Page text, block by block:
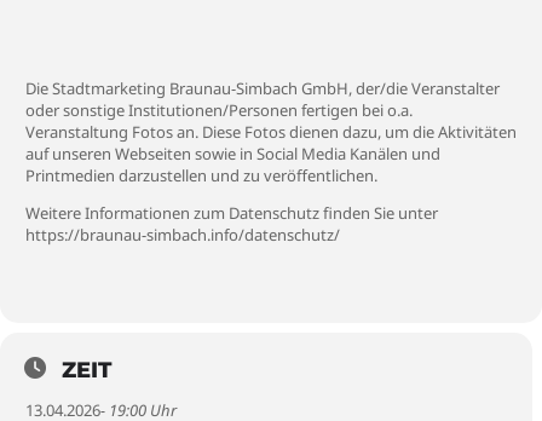
Die Stadtmarketing Braunau-Simbach GmbH, der/die Veranstalter
oder sonstige Institutionen/Personen fertigen bei o.a.
Veranstaltung Fotos an. Diese Fotos dienen dazu, um die Aktivitäten
auf unseren Webseiten sowie in Social Media Kanälen und
Printmedien darzustellen und zu veröffentlichen.
Weitere Informationen zum Datenschutz finden Sie unter
https://braunau-simbach.info/datenschutz/
ZEIT
13.04.2026- 19:00 Uhr